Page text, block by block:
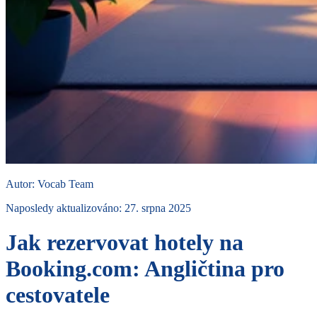
Autor: Vocab Team
Naposledy aktualizováno: 27. srpna 2025
Jak rezervovat hotely na
Booking.com: Angličtina pro
cestovatele